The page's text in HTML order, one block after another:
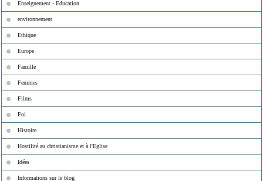
Enseignement - Education
environnement
Ethique
Europe
Famille
Femmes
Films
Foi
Histoire
Hostilité au christianisme et à l'Eglise
Idées
Informations sur le blog